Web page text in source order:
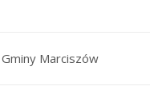
Marciszów